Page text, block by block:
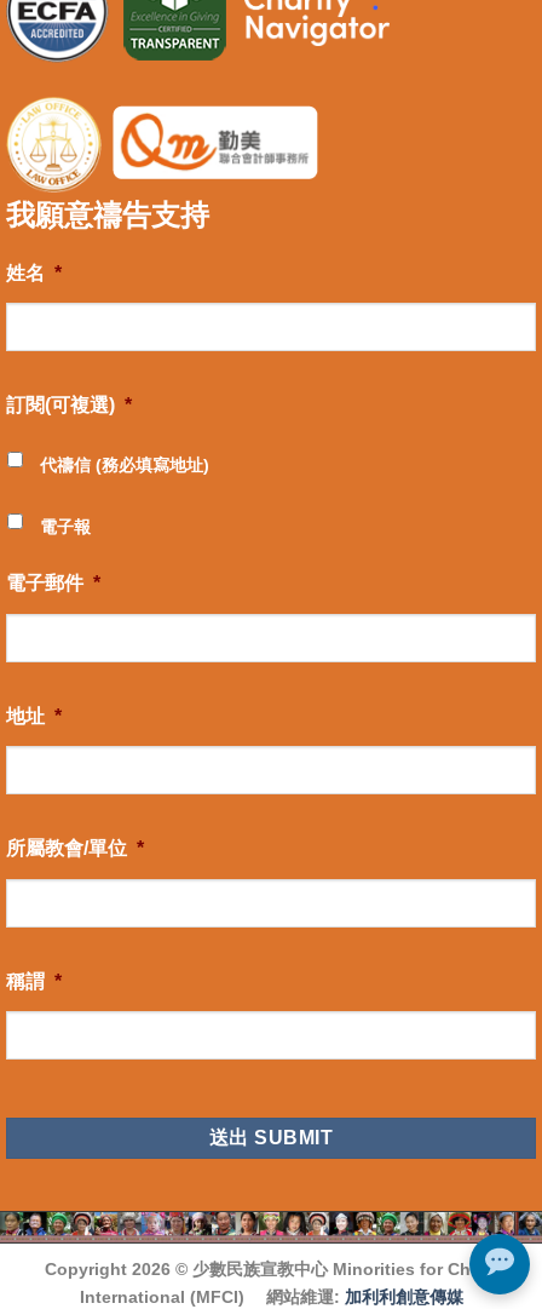
我願意禱告支持
姓名 *
訂閱(可複選) *
代禱信 (務必填寫地址)
電子報
電子郵件 *
地址 *
所屬教會/單位 *
稱謂 *
Copyright 2026 © 少數民族宣教中心 Minorities for Christ
International (MFCI) 網站維運: 加利利創意傳媒